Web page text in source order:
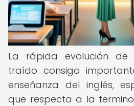
La rápida evolución
traído consigo
enseñanza del inglés,
que respecta a la